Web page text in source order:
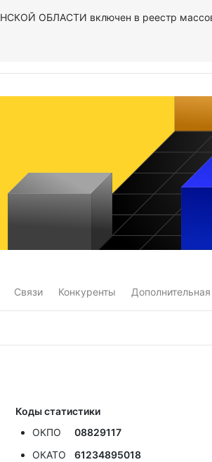
ОБЛАСТИ включен в реестр
Связи Конкуренты
Коды статистики
ОКПО
08829117
ОКАТО
61234895018